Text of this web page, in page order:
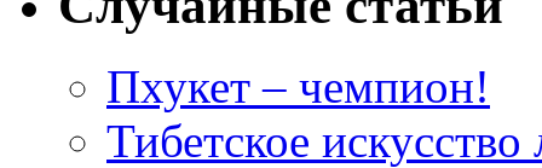
Пхукет – чемпион!
Тибетское